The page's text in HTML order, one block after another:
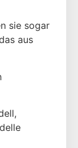
sie sogar
aus